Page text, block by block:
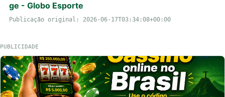
ge - Globo Esporte
Publicação original: 2026-06-17T03:34:08+00:00
PUBLICIDADE